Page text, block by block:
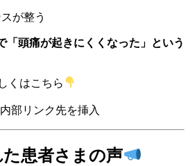
が整う
「頭痛が起きにくくなった」という
くはこちら
部リンク先を挿入
患者さまの声